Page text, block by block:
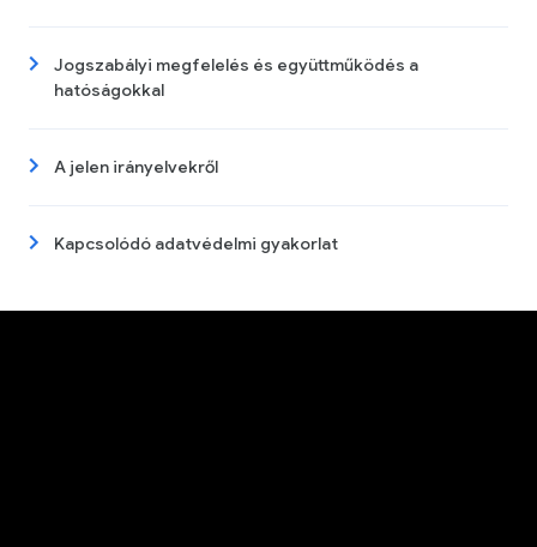
Jogszabályi megfelelés és együttműködés a
hatóságokkal
A jelen irányelvekről
Kapcsolódó adatvédelmi gyakorlat